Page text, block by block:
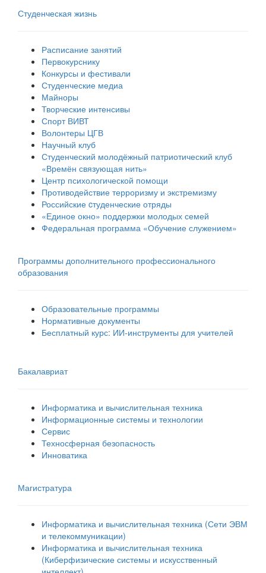
Студенческая жизнь
Расписание занятий
Первокурснику
Конкурсы и фестивали
Студенческие медиа
Майноры
Творческие интенсивы
Спорт ВИВТ
Волонтеры ЦГВ
Научный клуб
Студенческий молодёжный патриотический клуб
«Времён связующая нить»
Центр психологической помощи
Противодействие терроризму и экстремизму
Российские cтуденческие отряды
«Единое окно» поддержки молодых семей
Федеральная программа «Обучение служением»
Программы дополнительного профессионального
образования
Образовательные программы
Нормативные документы
Бесплатный курс: ИИ‑инструменты для учителей
Бакалавриат
Информатика и вычислительная техника
Информационные системы и технологии
Сервис
Техносферная безопасность
Инноватика
Магистратура
Информатика и вычислительная техника (Сети ЭВМ
и телекоммуникации)
Информатика и вычислительная техника
(Киберфизические системы и искусственный